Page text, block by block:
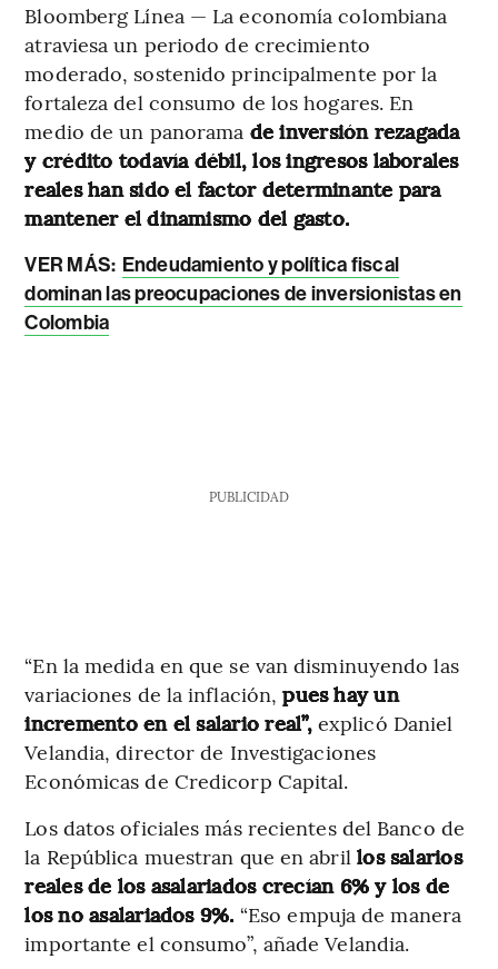
Bloomberg Línea — La economía colombiana
atraviesa un periodo de crecimiento
moderado, sostenido principalmente por la
fortaleza del consumo de los hogares. En
medio de un panorama de inversión rezagada
y crédito todavía débil, los ingresos laborales
reales han sido el factor determinante para
mantener el dinamismo del gasto.
VER MÁS: Endeudamiento y política fiscal
dominan las preocupaciones de inversionistas en
Colombia
PUBLICIDAD
“En la medida en que se van disminuyendo las
variaciones de la inflación,pues hay un
incremento en el salario real”,explicó Daniel
Velandia, director de Investigaciones
Económicas de Credicorp Capital.
Los datos oficiales más recientes del Banco de
la República muestran que en abrillos salarios
reales de los asalariados crecían 6% y los de
los no asalariados 9%. “Eso empuja de manera
importante el consumo”, añade Velandia.